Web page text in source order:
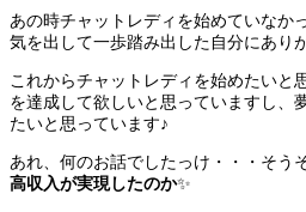
あの時チャットレディを始めていなか
気を出して一歩踏み出した自分にあり
これからチャットレディを始めたいと
を達成して欲しいと思っていますし、
たいと思っています♪
あれ、何のお話でしたっけ・・・そう
高収入が実現したのか✨